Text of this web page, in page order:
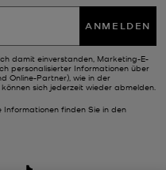
ANMELDEN
damit einverstanden, Marketing-E-
personalisierter Informationen über
Online-Partner), wie in der
sich jederzeit wieder abmelden.
Informationen finden Sie in den